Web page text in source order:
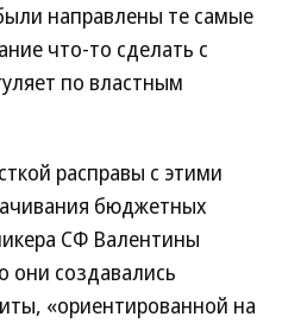
направлены те самые
что-то сделать с
по властным
расправы с этими
бюджетных
СФ Валентины
они создавались
«ориентированной на